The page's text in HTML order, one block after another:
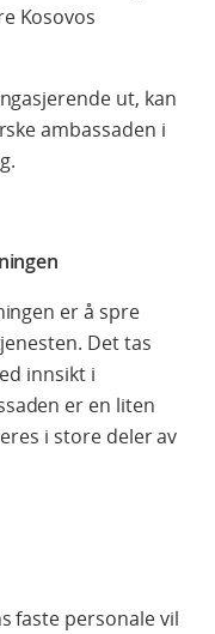
Kosovos
ut, kan
ambassaden i
er å spre
Det tas
innsikt i
er en liten
i store deler av
faste personale vil